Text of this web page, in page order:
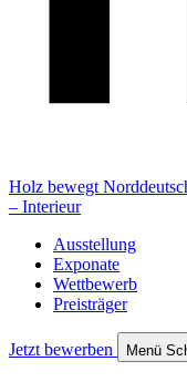
Holz bewegt
– Interieur
Ausstellung
Exponate
Wettbewerb
Preisträger
Jetzt bewerben Menü